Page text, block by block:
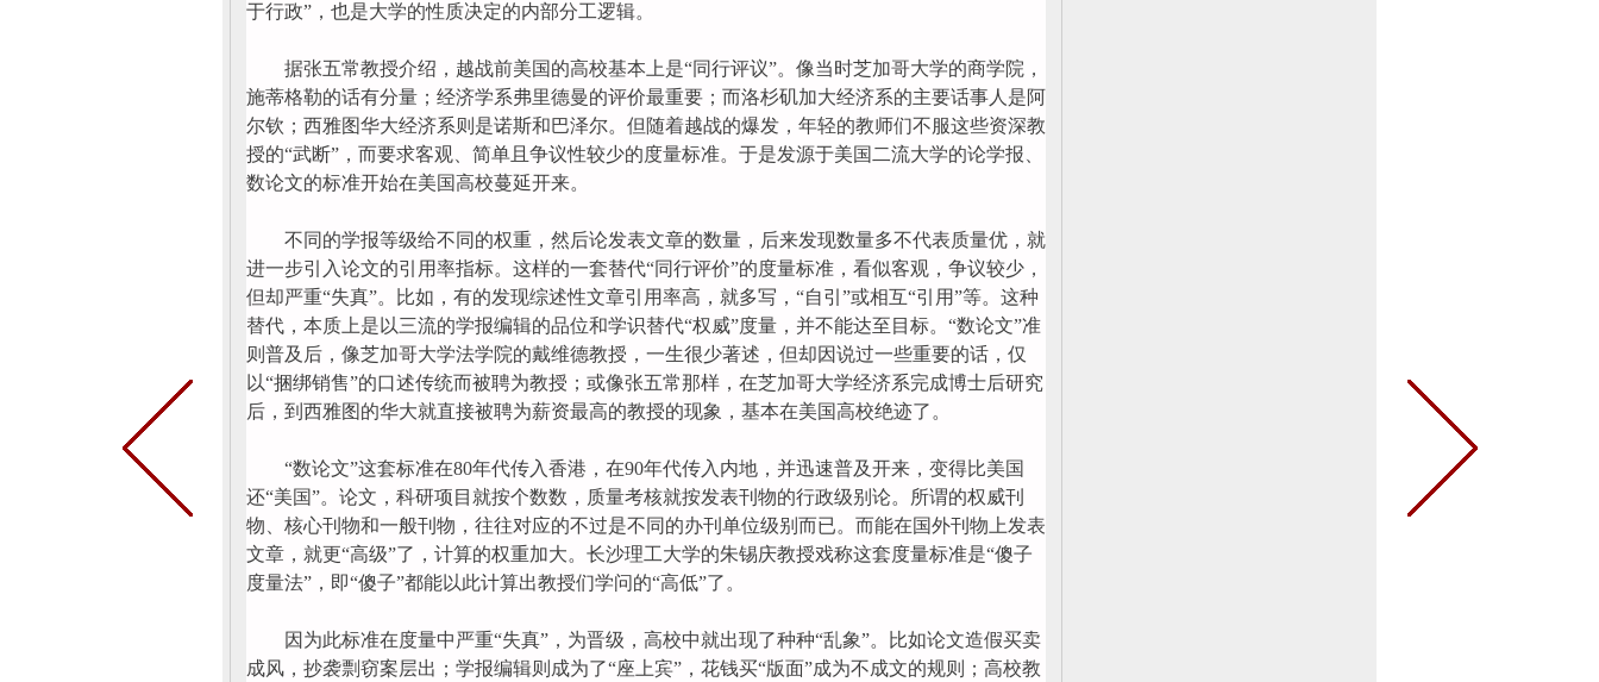
于行政”，也是大学的性质决定的内部分工逻辑。
据张五常教授介绍，越战前美国的高校基本上是“同行评议”。像当时芝加哥大学的商学院，
施蒂格勒的话有分量；经济学系弗里德曼的评价最重要；而洛杉矶加大经济系的主要话事人是阿
尔钦；西雅图华大经济系则是诺斯和巴泽尔。但随着越战的爆发，年轻的教师们不服这些资深教
授的“武断”，而要求客观、简单且争议性较少的度量标准。于是发源于美国二流大学的论学报、
数论文的标准开始在美国高校蔓延开来。
不同的学报等级给不同的权重，然后论发表文章的数量，后来发现数量多不代表质量优，就
进一步引入论文的引用率指标。这样的一套替代“同行评价”的度量标准，看似客观，争议较少，
但却严重“失真”。比如，有的发现综述性文章引用率高，就多写，“自引”或相互“引用”等。这种
替代，本质上是以三流的学报编辑的品位和学识替代“权威”度量，并不能达至目标。“数论文”准
则普及后，像芝加哥大学法学院的戴维德教授，一生很少著述，但却因说过一些重要的话，仅
以“捆绑销售”的口述传统而被聘为教授；或像张五常那样，在芝加哥大学经济系完成博士后研究
后，到西雅图的华大就直接被聘为薪资最高的教授的现象，基本在美国高校绝迹了。
“数论文”这套标准在80年代传入香港，在90年代传入内地，并迅速普及开来，变得比美国
还“美国”。论文，科研项目就按个数数，质量考核就按发表刊物的行政级别论。所谓的权威刊
物、核心刊物和一般刊物，往往对应的不过是不同的办刊单位级别而已。而能在国外刊物上发表
文章，就更“高级”了，计算的权重加大。长沙理工大学的朱锡庆教授戏称这套度量标准是“傻子
度量法”，即“傻子”都能以此计算出教授们学问的“高低”了。
因为此标准在度量中严重“失真”，为晋级，高校中就出现了种种“乱象”。比如论文造假买卖
成风，抄袭剽窃案层出；学报编辑则成为了“座上宾”，花钱买“版面”成为不成文的规则；高校教